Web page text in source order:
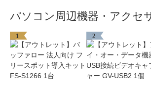
パソコン周辺機器・アクセ
1 2